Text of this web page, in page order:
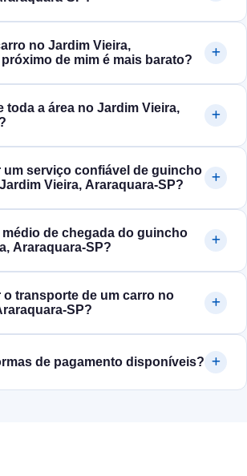
no Jardim Vieira,
próximo de mim é mais barato?
toda a área no Jardim Vieira,
um serviço confiável de guincho
Vieira, Araraquara‑SP?
médio de chegada do guincho
Araraquara‑SP?
o transporte de um carro no
de pagamento disponíveis?